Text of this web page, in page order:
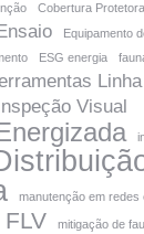
Cobertura Protetora
Equipamento
ESG energia
Visual
manutenção em redes
mitigação de